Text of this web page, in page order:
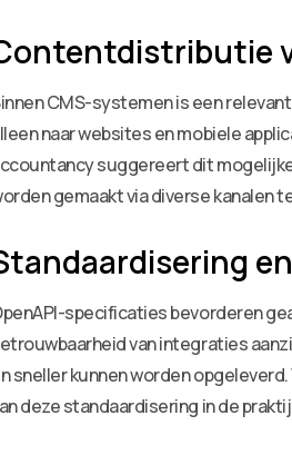
CMS-systemen is een
naar websites en mobiele
suggereert dit
gemaakt via diverse kanalen
specificaties bevorderen
van integraties
sneller kunnen worden
deze standaardisering in de